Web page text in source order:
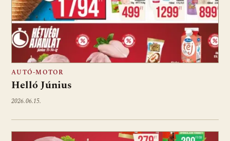
AUTÓ-MOTOR
Helló Június
2026.06.15.